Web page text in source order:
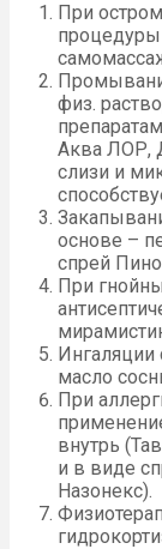
При
процедуры
физ.
Аква ЛОР,
слизи и
основе –
спрей
При
масло
При
внутрь
и в виде
Назонекс).